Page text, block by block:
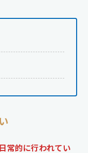
常的に行われてい